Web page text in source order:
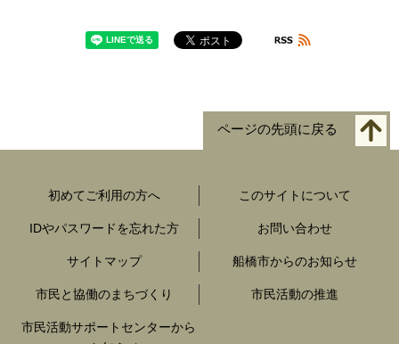
ページの先頭に戻る
初めてご利用の方へ このサイトについて
IDやパスワードを忘れた方 お問い合わせ
サイトマップ 船橋市からのお知らせ
市民と協働のまちづくり 市民活動の推進
市民活動サポートセンターから